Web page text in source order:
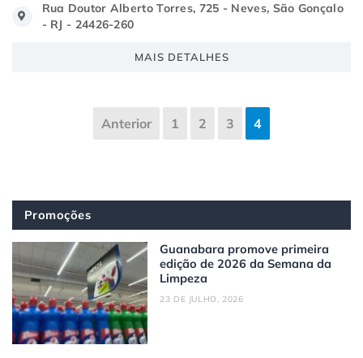
Rua Doutor Alberto Torres, 725 - Neves, São Gonçalo
- RJ - 24426-260
MAIS DETALHES
Anterior 1 2 3 4
Promoções
Guanabara promove primeira
edição de 2026 da Semana da
Limpeza
23 DE JULHO, 2026